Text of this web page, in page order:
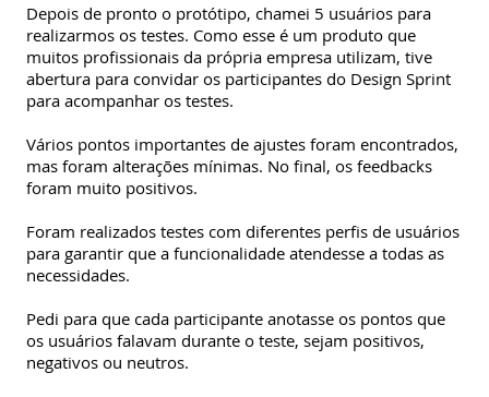
Depois de pronto o protótipo, chamei 5 usuários para
realizarmos os testes. Como esse é um produto que
muitos profissionais da própria empresa utilizam, tive
abertura para convidar os participantes do Design Sprint
para acompanhar os testes.
Vários pontos importantes de ajustes foram encontrados,
mas foram alterações mínimas. No final, os feedbacks
foram muito positivos.
Foram realizados testes com diferentes perfis de usuários
para garantir que a funcionalidade atendesse a todas as
necessidades.
Pedi para que cada participante anotasse os pontos que
os usuários falavam durante o teste, sejam positivos,
negativos ou neutros.